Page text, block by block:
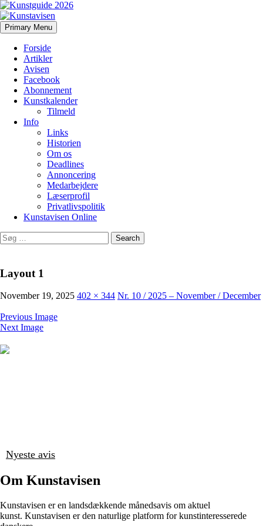
Kunstavisen
Search
Primary Menu Skip
to
Forside
Artikler
Avisen
Facebook
Abonnement
Kunstkalender
Tilmeld
Info
Links
Historien
Om os
Deadlines
Annoncering
Medarbejdere
Læserprofil
Privatlivspolitik
Kunstavisen Online
Search
for:
Layout 1
November 19, 2025 402 × 344 Nr. 10 / 2025 – November / December
Previous Image
Next Image
Nyeste avis
Om Kunstavisen
Kunstavisen er en landsdækkende månedsavis om aktuel
kunst. Kunstavisen er den naturlige platform for kunstinteresserede